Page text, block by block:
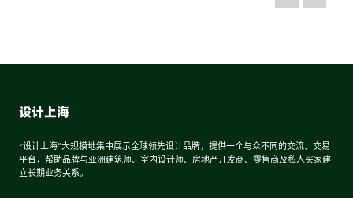
设计上海
“设计上海”大规模地集中展示全球领先设计品牌，提供一个与众不同的交流、交易
平台，帮助品牌与亚洲建筑师、室内设计师、房地产开发商、零售商及私人买家建
立长期业务关系。